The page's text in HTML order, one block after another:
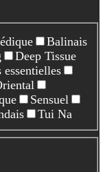
Balinais
Deep Tissue
essentielles
Sensuel
Tui Na